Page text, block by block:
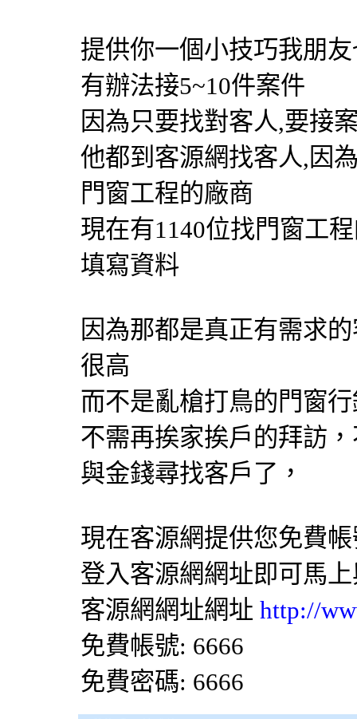
提供你一個小技巧我朋
有辦法接5~10件案件
因為只要找對客人,要接
他都到客源網找客人,因
門窗工程的廠商
現在有1140位找門窗工
填寫資料
因為那都是真正有需求
很高
而不是亂槍打鳥的門窗
不需再挨家挨戶的拜訪
與金錢尋找客戶了，
現在客源網提供您免費
登入客源網網址即可馬
客源網網址網址 http://
免費帳號: 6666
免費密碼: 6666